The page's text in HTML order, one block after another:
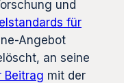
und
für
Angebot
an seine
Beitrag mit der